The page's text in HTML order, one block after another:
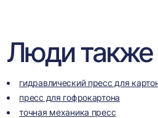
Люди также
гидравлический пресс для
пресс для гофрокартона
точная механика пресс